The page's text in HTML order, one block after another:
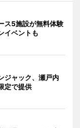
ス5施設が無料体験
イベントも
ジャック、瀬戸内
定で提供